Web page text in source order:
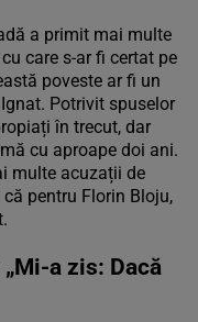
a primit mai multe
care s-ar fi certat pe
poveste ar fi un
Potrivit spuselor
în trecut, dar
cu aproape doi ani.
multe acuzații de
pentru Florin Bloju,
a zis: Dacă